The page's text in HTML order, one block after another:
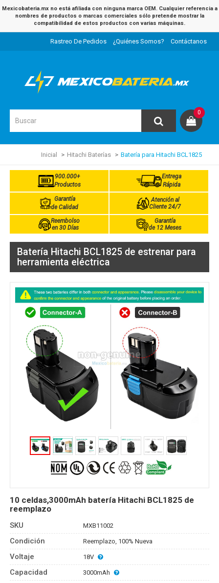
Mexicobateria.mx no está afiliada con ninguna marca OEM. Cualquier referencia a
nombres de productos o marcas comerciales sólo pretende mostrar la
compatibilidad de estos productos con varias máquinas.
Rastreo De Pedidos ¿Quiénes Somos? Contáctanos
0
Inicial Hitachi Baterías Batería para Hitachi BCL1825
900.000+
Productos
Entrega
Rápida
Garantía
de Calidad
Atención al
Cliente 24/7
Reembolso
en 30 Días
Garantía
de 12 Meses
Batería Hitachi BCL1825 de estrenar para
herramienta eléctrica
10 celdas,3000mAh batería Hitachi BCL1825 de
reemplazo
SKU MXB11002
Condición Reemplazo, 100% Nueva
Voltaje 18V
Capacidad 3000mAh